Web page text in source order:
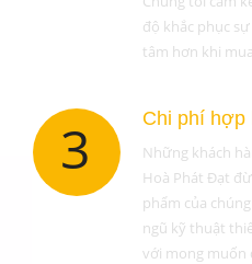
độ khắc phục
tâm hơn khi
3 Chi phí hợp
Những khách
Hoà Phát Đạt
phẩm của
ngũ kỹ thuật
với mong muốn